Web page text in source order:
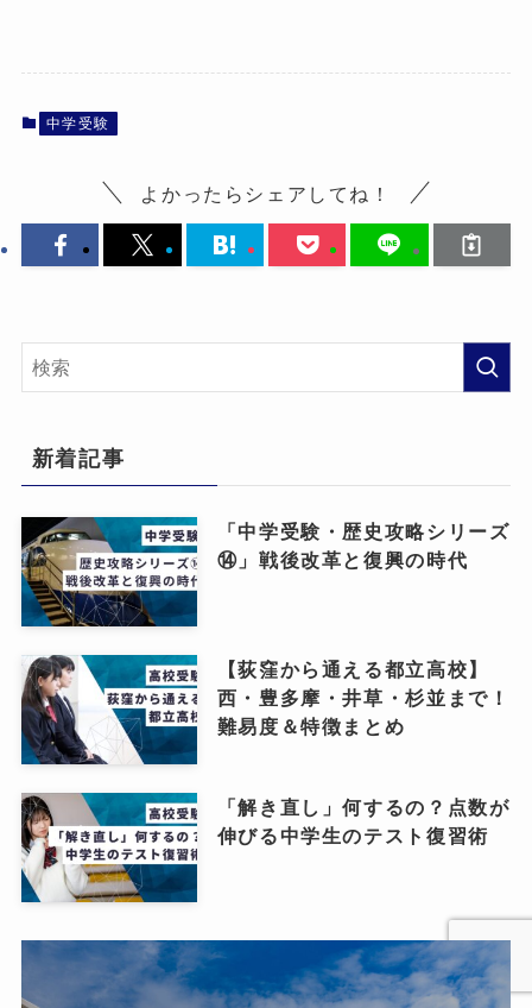
中学受験
よかったらシェアしてね！
新着記事
「中学受験・歴史攻略シリーズ
⑭」戦後改革と復興の時代
【荻窪から通える都立高校】
西・豊多摩・井草・杉並まで！
難易度＆特徴まとめ
「解き直し」何するの？点数が
伸びる中学生のテスト復習術